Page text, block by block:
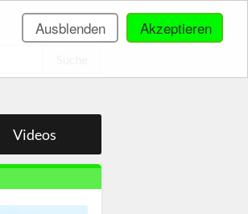
Akzeptieren
Ausblenden
Videos